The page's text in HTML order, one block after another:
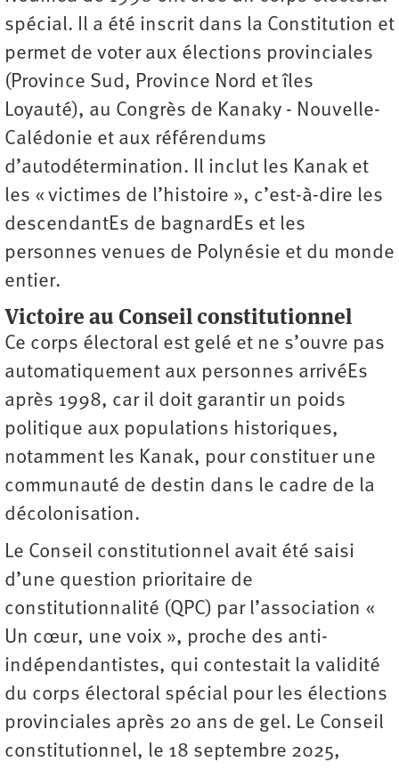
spécial. Il a été inscrit dans la Constitution et
permet de voter aux élections provinciales
(Province Sud, Province Nord et îles
Loyauté), au Congrès de Kanaky - Nouvelle-
Calédonie et aux référendums
d’autodétermination. Il inclut les Kanak et
les « victimes de l’histoire », c’est-à-dire les
descendantEs de bagnardEs et les
personnes venues de Polynésie et du monde
entier.
Victoire au Conseil constitutionnel
Ce corps électoral est gelé et ne s’ouvre pas
automatiquement aux personnes arrivéEs
après 1998, car il doit garantir un poids
politique aux populations historiques,
notamment les Kanak, pour constituer une
communauté de destin dans le cadre de la
décolonisation.
Le Conseil constitutionnel avait été saisi
d’une question prioritaire de
constitutionnalité (QPC) par l’association «
Un cœur, une voix », proche des anti-
indépendantistes, qui contestait la validité
du corps électoral spécial pour les élections
provinciales après 20 ans de gel. Le Conseil
constitutionnel, le 18 septembre 2025,